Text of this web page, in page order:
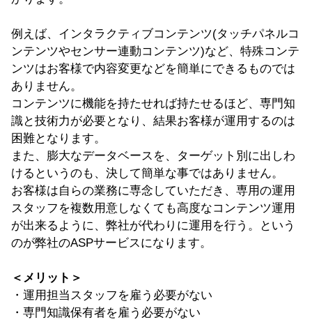
例えば、インタラクティブコンテンツ(タッチパネルコ
ンテンツやセンサー連動コンテンツ)など、特殊コンテ
ンツはお客様で内容変更などを簡単にできるものでは
ありません。
コンテンツに機能を持たせれば持たせるほど、専門知
識と技術力が必要となり、結果お客様が運用するのは
困難となります。
また、膨大なデータベースを、ターゲット別に出しわ
けるというのも、決して簡単な事ではありません。
お客様は自らの業務に専念していただき、専用の運用
スタッフを複数用意しなくても高度なコンテンツ運用
が出来るように、弊社が代わりに運用を行う。という
のが弊社のASPサービスになります。
＜メリット＞
・運用担当スタッフを雇う必要がない
・専門知識保有者を雇う必要がない